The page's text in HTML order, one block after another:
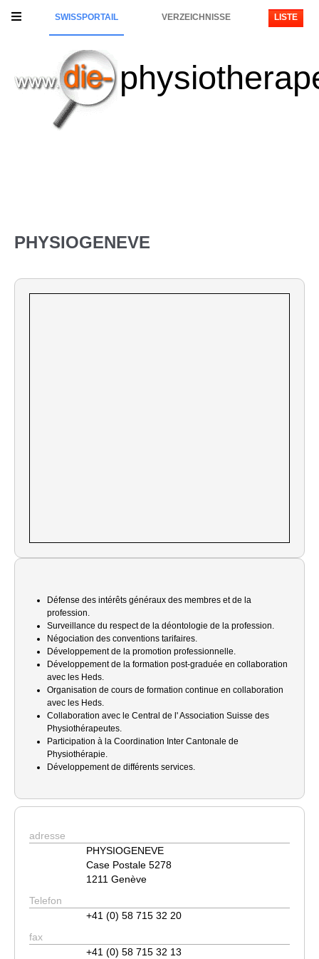
SWISSPORTAIL VERZEICHNISSE LISTE
PHYSIOGENEVE
Défense des intérêts généraux des membres et de la
profession.
Surveillance du respect de la déontologie de la profession.
Négociation des conventions tarifaires.
Développement de la promotion professionnelle.
Développement de la formation post-graduée en collaboration
avec les Heds.
Organisation de cours de formation continue en collaboration
avec les Heds.
Collaboration avec le Central de l' Association Suisse des
Physiothérapeutes.
Participation à la Coordination Inter Cantonale de
Physiothérapie.
Développement de différents services.
adresse
PHYSIOGENEVE
Case Postale 5278
1211 Genève
Telefon
+41 (0) 58 715 32 20
fax
+41 (0) 58 715 32 13